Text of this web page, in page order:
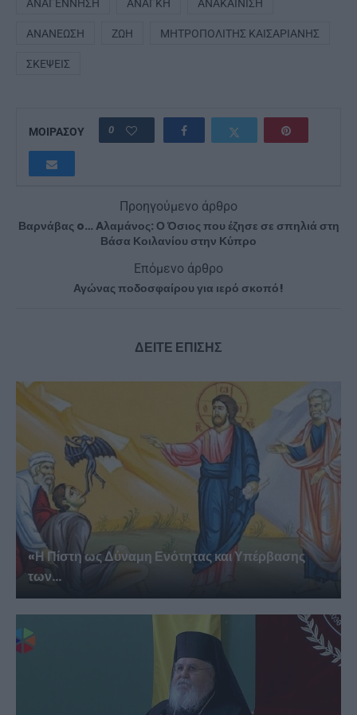
ΑΝΑΓΈΝΝΗΣΗ ΑΝΆΓΚΗ ΑΝΑΚΑΊΝΙΣΗ
ΑΝΑΝΈΩΣΗ ΖΩΉ ΜΗΤΡΟΠΟΛΊΤΗΣ ΚΑΙΣΑΡΙΑΝΉΣ
ΣΚΈΨΕΙΣ
ΜΟΙΡΑΣΟΥ 0
Προηγούμενο άρθρο
Βαρνάβας o… Aλαμάνος: Ο Όσιος που έζησε σε σπηλιά στη
Βάσα Κοιλανίου στην Κύπρο
Επόμενο άρθρο
Αγώνας ποδοσφαίρου για ιερό σκοπό!
ΔΕΙΤΕ ΕΠΙΣΗΣ
«Η Πίστη ως Δύναμη Ενότητας και Υπέρβασης
των...